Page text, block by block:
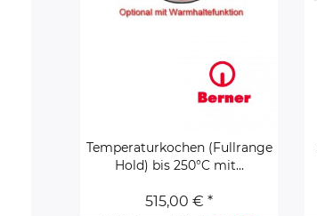
Temperaturkochen (Fullrange
Hold) bis 250°C mit...
515,00 € *